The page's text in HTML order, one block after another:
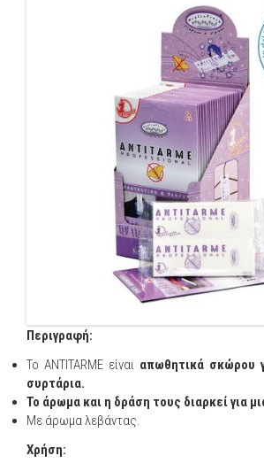
Περιγραφή:
Το ANTITARME είναι απωθητικά σκώρου
συρτάρια.
Το άρωμα και η δράση τους διαρκεί για
Με άρωμα λεβάντας.
Χρήση: